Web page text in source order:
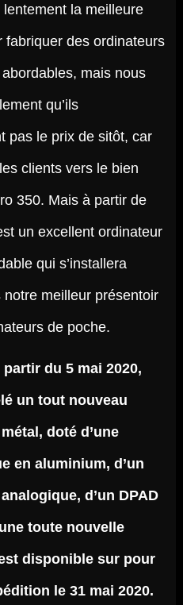
la meilleure
fabriquer des ordinateurs
mais nous
qu’ils
pas le prix de sitôt, car
clients vers le bien
350. Mais à partir de
un excellent ordinateur
qui s’installera
meilleur présentoir
de poche.
du 5 mai 2020,
un tout nouveau
doté d’une
en aluminium, d’un
d’un DPAD
toute nouvelle
disponible sur pour
le 31 mai 2020.